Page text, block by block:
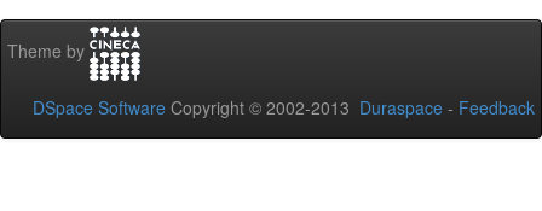
Theme by
DSpace Software Copyright © 2002-2013 Duraspace - Feedback